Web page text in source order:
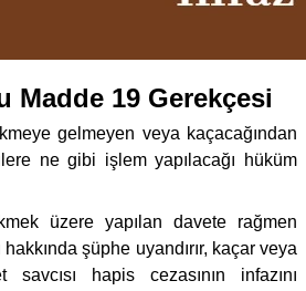
Madde 19 Gerekçesi
gelmeyen veya kaçacağından
ne gibi işlem yapılacağı hüküm
üzere yapılan davete rağmen
şüphe uyandırır, kaçar veya
savcısı hapis cezasının infazını